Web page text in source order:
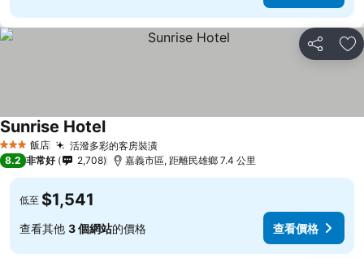
分享 加
3 星級 飯店 活潑多彩的客房裝潢
Sunrise Hotel
8.2 非常好 2,708 嘉義市區, 距離民雄鄉 7.4 公里
低至 $1,541
查看其他 3 個網站的價格 查看價格